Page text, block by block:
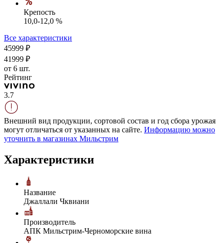
Крепость
10,0-12,0 %
Все характеристики
45999 ₽
41999 ₽
от 6 шт.
Рейтинг
3.7
Внешний вид продукции, сортовой состав и год сбора урожая
могут отличаться от указанных на сайте. Информацию можно
уточнить в магазинах Мильстрим
Характеристики
Название
Джаллали Чквиани
Производитель
АПК Мильстрим-Черноморские вина